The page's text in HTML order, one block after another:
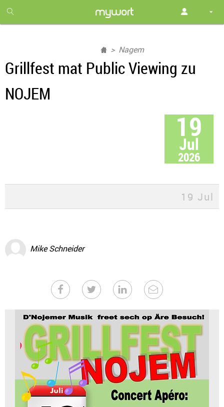
month
free
Nagem
Grillfest mat Public Viewing zu
NOJEM
19
Jul
2026
19 Jul
Mike Schneider